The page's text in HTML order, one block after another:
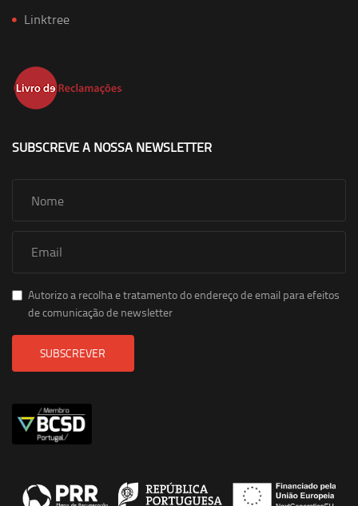
Linktree
SUBSCREVE A NOSSA NEWSLETTER
Autorizo a recolha e tratamento do endereço de email para efeitos
de comunicação de newsletter
SUBSCREVER